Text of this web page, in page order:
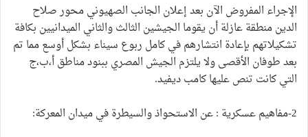
الإجراء المفروض الآن بعد إعلان الجانب الصهيوني محور صلاح
الدين منطقة عازلة أن يقوما الجيشين الثالث والثاني الميدانيين بكافة
تشكيلاتهم بإعادة انتشارهم في كامل ربوع سيناء بشكل أوسع مما تم
بعد طوفان الأقصى ولا يلتزم الجيش المصري ببنود مناطق أ،ب،ج
التي كانت تنص عليها كامب ديفيد.
2-مفاهيم عسكرية : عن الاستحواذ والسيطرة في ميدان المعركة: